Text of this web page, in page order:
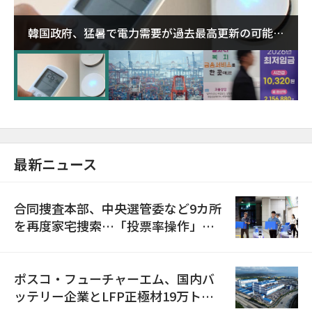
韓国政府、猛暑で電力需要が過去最高更新の可能性
に需給対応体制を点検
最新ニュース
合同捜査本部、中央選管委など9カ所
を再度家宅捜索…「投票率操作」の
ポスコ・フューチャーエム、国内バ
ッテリー企業とLFP正極材19万トン